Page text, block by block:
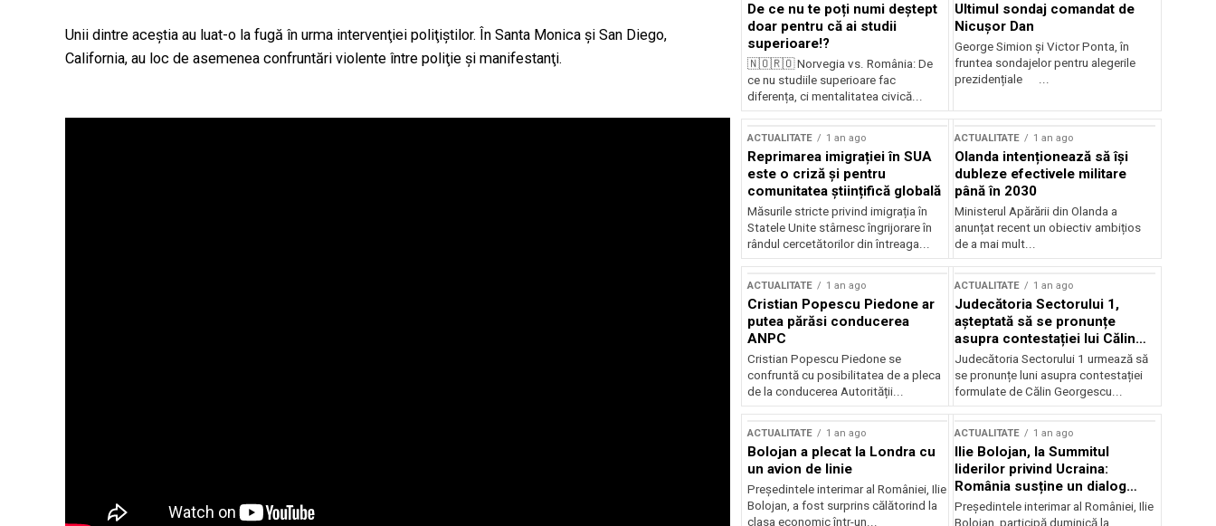
Unii dintre aceştia au luat-o la fugă în urma intervenţiei poliţiştilor. În Santa Monica şi San Diego,
California, au loc de asemenea confruntări violente între poliţie şi manifestanţi.
De ce nu te poți numi deștept
doar pentru că ai studii
superioare!?
🇳🇴🇷🇴 Norvegia vs. România: De
ce nu studiile superioare fac
diferența, ci mentalitatea civică...
Ultimul sondaj comandat de
Nicușor Dan
George Simion și Victor Ponta, în
fruntea sondajelor pentru alegerile
prezidențiale ...
ACTUALITATE 1 an ago
Reprimarea imigrației în SUA
este o criză și pentru
comunitatea științifică globală
Măsurile stricte privind imigrația în
Statele Unite stârnesc îngrijorare în
rândul cercetătorilor din întreaga...
ACTUALITATE 1 an ago
Olanda intenționează să își
dubleze efectivele militare
până în 2030
Ministerul Apărării din Olanda a
anunțat recent un obiectiv ambițios
de a mai mult...
ACTUALITATE 1 an ago
Cristian Popescu Piedone ar
putea părăsi conducerea
ANPC
Cristian Popescu Piedone se
confruntă cu posibilitatea de a pleca
de la conducerea Autorității...
ACTUALITATE 1 an ago
Judecătoria Sectorului 1,
așteptată să se pronunțe
asupra contestației lui Călin
Georgescu privind controlul
judiciar
Judecătoria Sectorului 1 urmează să
se pronunțe luni asupra contestației
formulate de Călin Georgescu...
ACTUALITATE 1 an ago
Bolojan a plecat la Londra cu
un avion de linie
Președintele interimar al României, Ilie
Bolojan, a fost surprins călătorind la
clasa economic într-un...
ACTUALITATE 1 an ago
Ilie Bolojan, la Summitul
liderilor privind Ucraina:
România susține un dialog
transatlantic pentru securitate
și stabilitate
Președintele interimar al României, Ilie
Bolojan, participă duminică la